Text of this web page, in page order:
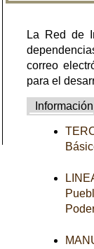
La Red de
correo
para el
Información